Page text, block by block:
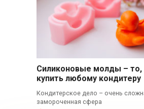
Силиконовые молды – то,
купить любому кондитеру
Кондитерское дело – очень
замороченная сфера